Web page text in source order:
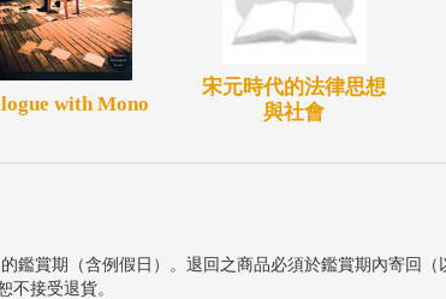
with Mono
宋元時代的法律思想
與社會
鑑賞期（含例假日）。退回之商品必須於鑑賞期內寄回
不接受退貨。